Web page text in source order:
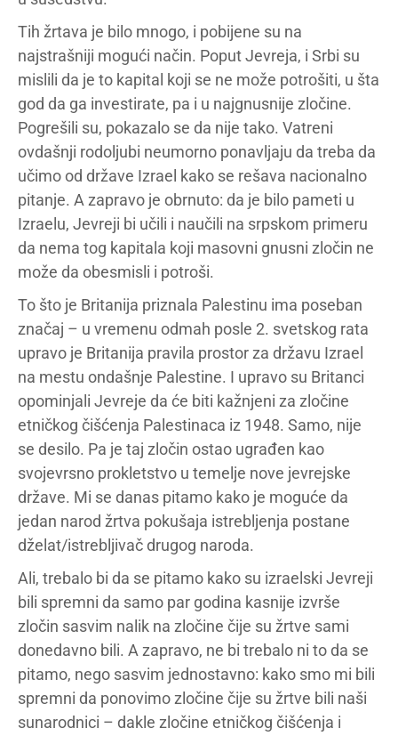
Tih žrtava je bilo mnogo, i pobijene su na
najstrašniji mogući način. Poput Jevreja, i Srbi su
mislili da je to kapital koji se ne može potrošiti, u šta
god da ga investirate, pa i u najgnusnije zločine.
Pogrešili su, pokazalo se da nije tako. Vatreni
ovdašnji rodoljubi neumorno ponavljaju da treba da
učimo od države Izrael kako se rešava nacionalno
pitanje. A zapravo je obrnuto: da je bilo pameti u
Izraelu, Jevreji bi učili i naučili na srpskom primeru
da nema tog kapitala koji masovni gnusni zločin ne
može da obesmisli i potroši.
To što je Britanija priznala Palestinu ima poseban
značaj – u vremenu odmah posle 2. svetskog rata
upravo je Britanija pravila prostor za državu Izrael
na mestu ondašnje Palestine. I upravo su Britanci
opominjali Jevreje da će biti kažnjeni za zločine
etničkog čišćenja Palestinaca iz 1948. Samo, nije
se desilo. Pa je taj zločin ostao ugrađen kao
svojevrsno prokletstvo u temelje nove jevrejske
države. Mi se danas pitamo kako je moguće da
jedan narod žrtva pokušaja istrebljenja postane
dželat/istrebljivač drugog naroda.
Ali, trebalo bi da se pitamo kako su izraelski Jevreji
bili spremni da samo par godina kasnije izvrše
zločin sasvim nalik na zločine čije su žrtve sami
donedavno bili. A zapravo, ne bi trebalo ni to da se
pitamo, nego sasvim jednostavno: kako smo mi bili
spremni da ponovimo zločine čije su žrtve bili naši
sunarodnici – dakle zločine etničkog čišćenja i